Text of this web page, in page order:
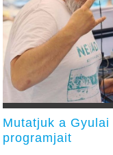
Mutatjuk a
programjait